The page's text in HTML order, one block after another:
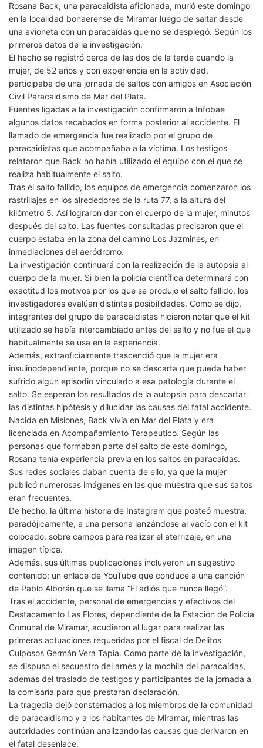
Rosana Back, una paracaidista aficionada, murió este domingo
en la localidad bonaerense de Miramar luego de saltar desde
una avioneta con un paracaídas que no se desplegó. Según los
primeros datos de la investigación.
El hecho se registró cerca de las dos de la tarde cuando la
mujer, de 52 años y con experiencia en la actividad,
participaba de una jornada de saltos con amigos en Asociación
Civil Paracaidismo de Mar del Plata.
Fuentes ligadas a la investigación confirmaron a Infobae
algunos datos recabados en forma posterior al accidente. El
llamado de emergencia fue realizado por el grupo de
paracaidistas que acompañaba a la víctima. Los testigos
relataron que Back no había utilizado el equipo con el que se
realiza habitualmente el salto.
Tras el salto fallido, los equipos de emergencia comenzaron los
rastrillajes en los alrededores de la ruta 77, a la altura del
kilómetro 5. Así lograron dar con el cuerpo de la mujer, minutos
después del salto. Las fuentes consultadas precisaron que el
cuerpo estaba en la zona del camino Los Jazmines, en
inmediaciones del aeródromo.
La investigación continuará con la realización de la autopsia al
cuerpo de la mujer. Si bien la policía científica determinará con
exactitud los motivos por los que se produjo el salto fallido, los
investigadores evalúan distintas posibilidades. Como se dijo,
integrantes del grupo de paracaidistas hicieron notar que el kit
utilizado se había intercambiado antes del salto y no fue el que
habitualmente se usa en la experiencia.
Además, extraoficialmente trascendió que la mujer era
insulinodependiente, porque no se descarta que pueda haber
sufrido algún episodio vinculado a esa patología durante el
salto. Se esperan los resultados de la autopsia para descartar
las distintas hipótesis y dilucidar las causas del fatal accidente.
Nacida en Misiones, Back vivía en Mar del Plata y era
licenciada en Acompañamiento Terapéutico. Según las
personas que formaban parte del salto de este domingo,
Rosana tenía experiencia previa en los saltos en paracaídas.
Sus redes sociales daban cuenta de ello, ya que la mujer
publicó numerosas imágenes en las que muestra que sus saltos
eran frecuentes.
De hecho, la última historia de Instagram que posteó muestra,
paradójicamente, a una persona lanzándose al vacío con el kit
colocado, sobre campos para realizar el aterrizaje, en una
imagen típica.
Además, sus últimas publicaciones incluyeron un sugestivo
contenido: un enlace de YouTube que conduce a una canción
de Pablo Alborán que se llama “El adiós que nunca llegó”.
Tras el accidente, personal de emergencias y efectivos del
Destacamento Las Flores, dependiente de la Estación de Policía
Comunal de Miramar, acudieron al lugar para realizar las
primeras actuaciones requeridas por el fiscal de Delitos
Culposos Germán Vera Tapia. Como parte de la investigación,
se dispuso el secuestro del arnés y la mochila del paracaídas,
además del traslado de testigos y participantes de la jornada a
la comisaría para que prestaran declaración.
La tragedia dejó consternados a los miembros de la comunidad
de paracaidismo y a los habitantes de Miramar, mientras las
autoridades continúan analizando las causas que derivaron en
el fatal desenlace.